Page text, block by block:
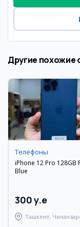
Другие похожие
Телефоны
iPhone 12 Pro 128GB
Blue
300 y.e
Ташкент,